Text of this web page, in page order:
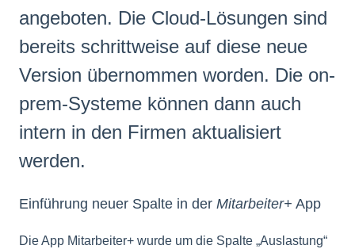
angeboten. Die Cloud-Lösungen sind
bereits schrittweise auf diese neue
Version übernommen worden. Die on-
prem-Systeme können dann auch
intern in den Firmen aktualisiert
werden.
Einführung neuer Spalte in der Mitarbeiter+ App
Die App Mitarbeiter+ wurde um die Spalte „Auslastung“